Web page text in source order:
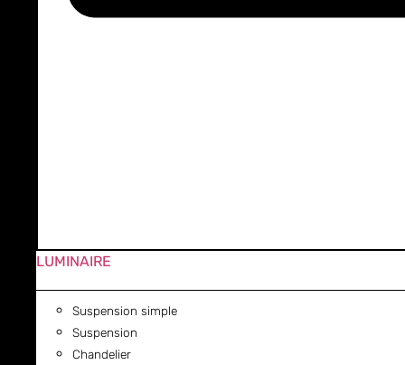
LUMINAIRE
Suspension simple
Suspension
Chandelier